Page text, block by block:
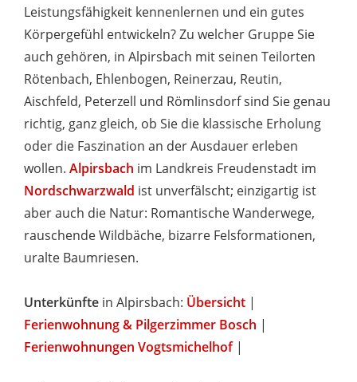
Leistungsfähigkeit kennenlernen und ein gutes
Körpergefühl entwickeln? Zu welcher Gruppe Sie
auch gehören, in Alpirsbach mit seinen Teilorten
Rötenbach, Ehlenbogen, Reinerzau, Reutin,
Aischfeld, Peterzell und Römlinsdorf sind Sie genau
richtig, ganz gleich, ob Sie die klassische Erholung
oder die Faszination an der Ausdauer erleben
wollen. Alpirsbach im Landkreis Freudenstadt im
Nordschwarzwald ist unverfälscht; einzigartig ist
aber auch die Natur: Romantische Wanderwege,
rauschende Wildbäche, bizarre Felsformationen,
uralte Baumriesen.
Unterkünfte in Alpirsbach: Übersicht |
Ferienwohnung & Pilgerzimmer Bosch |
Ferienwohnungen Vogtsmichelhof|